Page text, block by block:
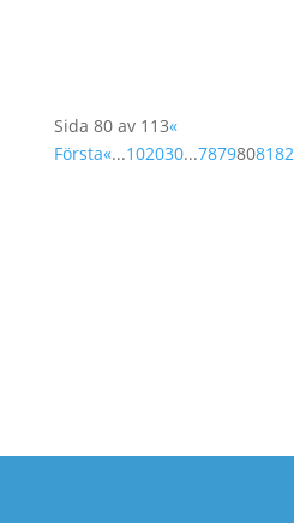
Sida 80 av 113«
Första«...102030...7879808182